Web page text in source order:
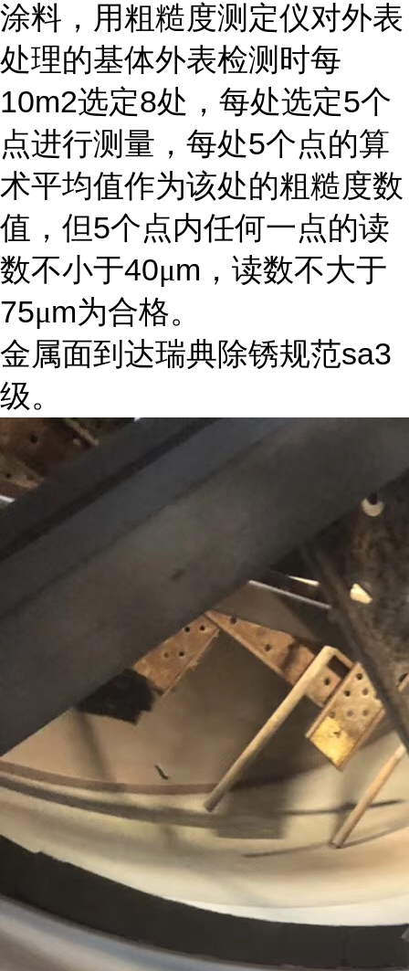
涂料，用粗糙度测定仪对外表
处理的基体外表检测时每
10m2选定8处，每处选定5个
点进行测量，每处5个点的算
术平均值作为该处的粗糙度数
值，但5个点内任何一点的读
数不小于40μm ，读数不大于
75μm为合格。
金属面到达瑞典除锈规范sa3
级。